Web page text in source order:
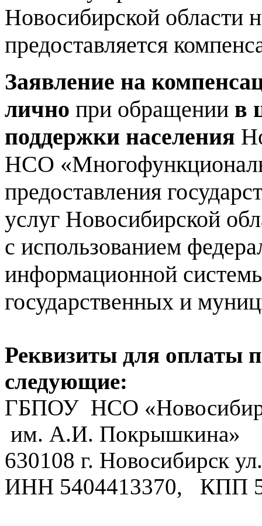
Новосибирской области
предоставляется
Заявление на
лично при обращении в
поддержки населения
НСО
предоставления
услуг Новосибирской
с использованием
информационной
государственных и
Реквизиты для оплаты
следующие:
ГБПОУ НСО
им. А.И. Покрышкина»
630108 г. Новосибирск
ИНН 5404413370, КПП